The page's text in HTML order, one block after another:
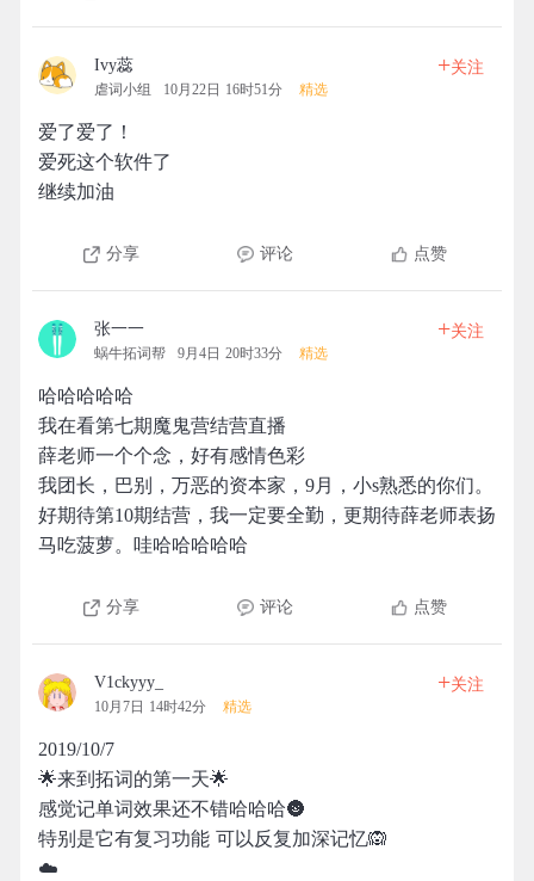
Ivy蕊
虐词小组 10月22日 16时51分 精选
+关注
爱了爱了！
爱死这个软件了
继续加油
分享 评论 点赞
张一一
蜗牛拓词帮 9月4日 20时33分 精选
+关注
哈哈哈哈哈
我在看第七期魔鬼营结营直播
薛老师一个个念，好有感情色彩
我团长，巴别，万恶的资本家，9月，小s熟悉的你们。
好期待第10期结营，我一定要全勤，更期待薛老师表扬
马吃菠萝。哇哈哈哈哈哈
分享 评论 点赞
V1ckyyy_
10月7日 14时42分 精选
+关注
2019/10/7
🌟来到拓词的第一天🌟
感觉记单词效果还不错哈哈哈🌚
特别是它有复习功能 可以反复加深记忆🙉
☁️